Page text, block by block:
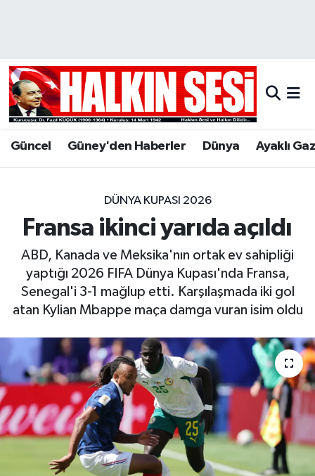
Güncel Güney'den Haberler Dünya Ayaklı
DÜNYA KUPASI 2026
Fransa ikinci yarıda açıldı
ABD, Kanada ve Meksika'nın ortak ev sahipliği
yaptığı 2026 FIFA Dünya Kupası'nda Fransa,
Senegal'i 3-1 mağlup etti. Karşılaşmada iki gol
atan Kylian Mbappe maça damga vuran isim oldu
Hava Durumu
Trafik Durumu
Tüm Manşetler
Son Dakika Haberleri
Haber Arşivi